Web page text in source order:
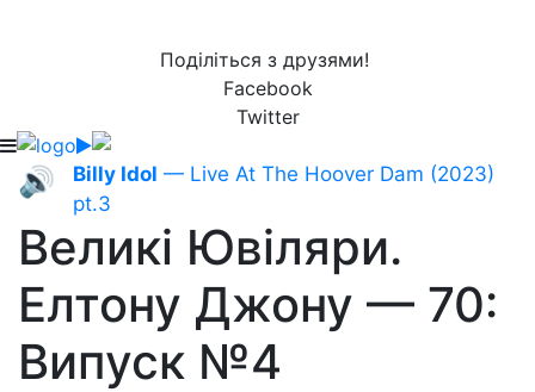
Поділіться з друзями!
Facebook
Twitter
🔊 Billy Idol — Live At The Hoover Dam (2023)
pt.3
Великі Ювіляри.
Елтону Джону — 70:
Випуск №4